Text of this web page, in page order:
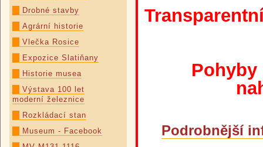
Drobné stavby
Agrární historie
Vlečka Rosice
Expozice Slatiňany
Historie musea
Výstava 100 let
moderní železnice
Rozkládací stan
Museum - Facebook
Podrobnější